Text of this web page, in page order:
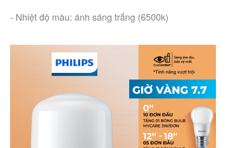
- Nhiệt độ màu: ánh sáng trắng (6500k)